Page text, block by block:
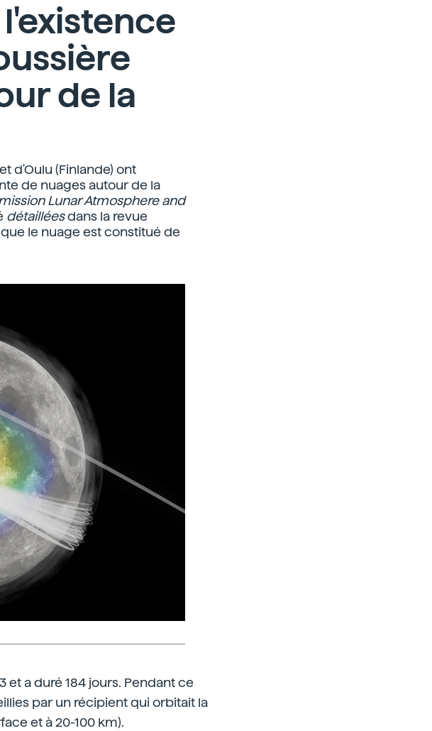
de la
d'Oulu (Finlande) ont
de nuages autour de la
Lunar Atmosphere and
détailléesdans la revue
le nuage est constitué de
et a duré 184 jours. Pendant ce
par un récipient qui orbitait la
et à 20-100 km).